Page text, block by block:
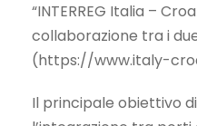
“INTERREG Italia –
collaborazione tra i
(https://www.italy-
Il principale obiettivo di